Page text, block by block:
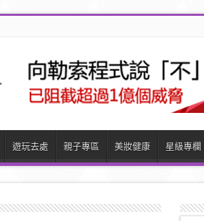
遊玩去處 親子專區 美妝健康 星級專欄